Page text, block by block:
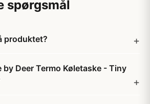
spørgsmål
produktet?
by Deer Termo Køletaske - Tiny